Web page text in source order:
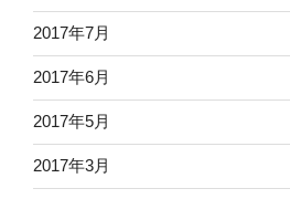
2017年7月
2017年6月
2017年5月
2017年3月